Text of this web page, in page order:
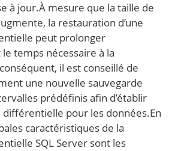
à jour.À mesure que la taille de
la restauration d’une
peut prolonger
temps nécessaire à la
il est conseillé de
une nouvelle sauvegarde
prédéfinis afin d’établir
différentielle pour les données.En
caractéristiques de la
SQL Server sont les